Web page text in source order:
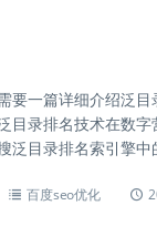
要一篇详细介绍泛
目录排名技术在数
泛目录排名索引擎
百度seo优化